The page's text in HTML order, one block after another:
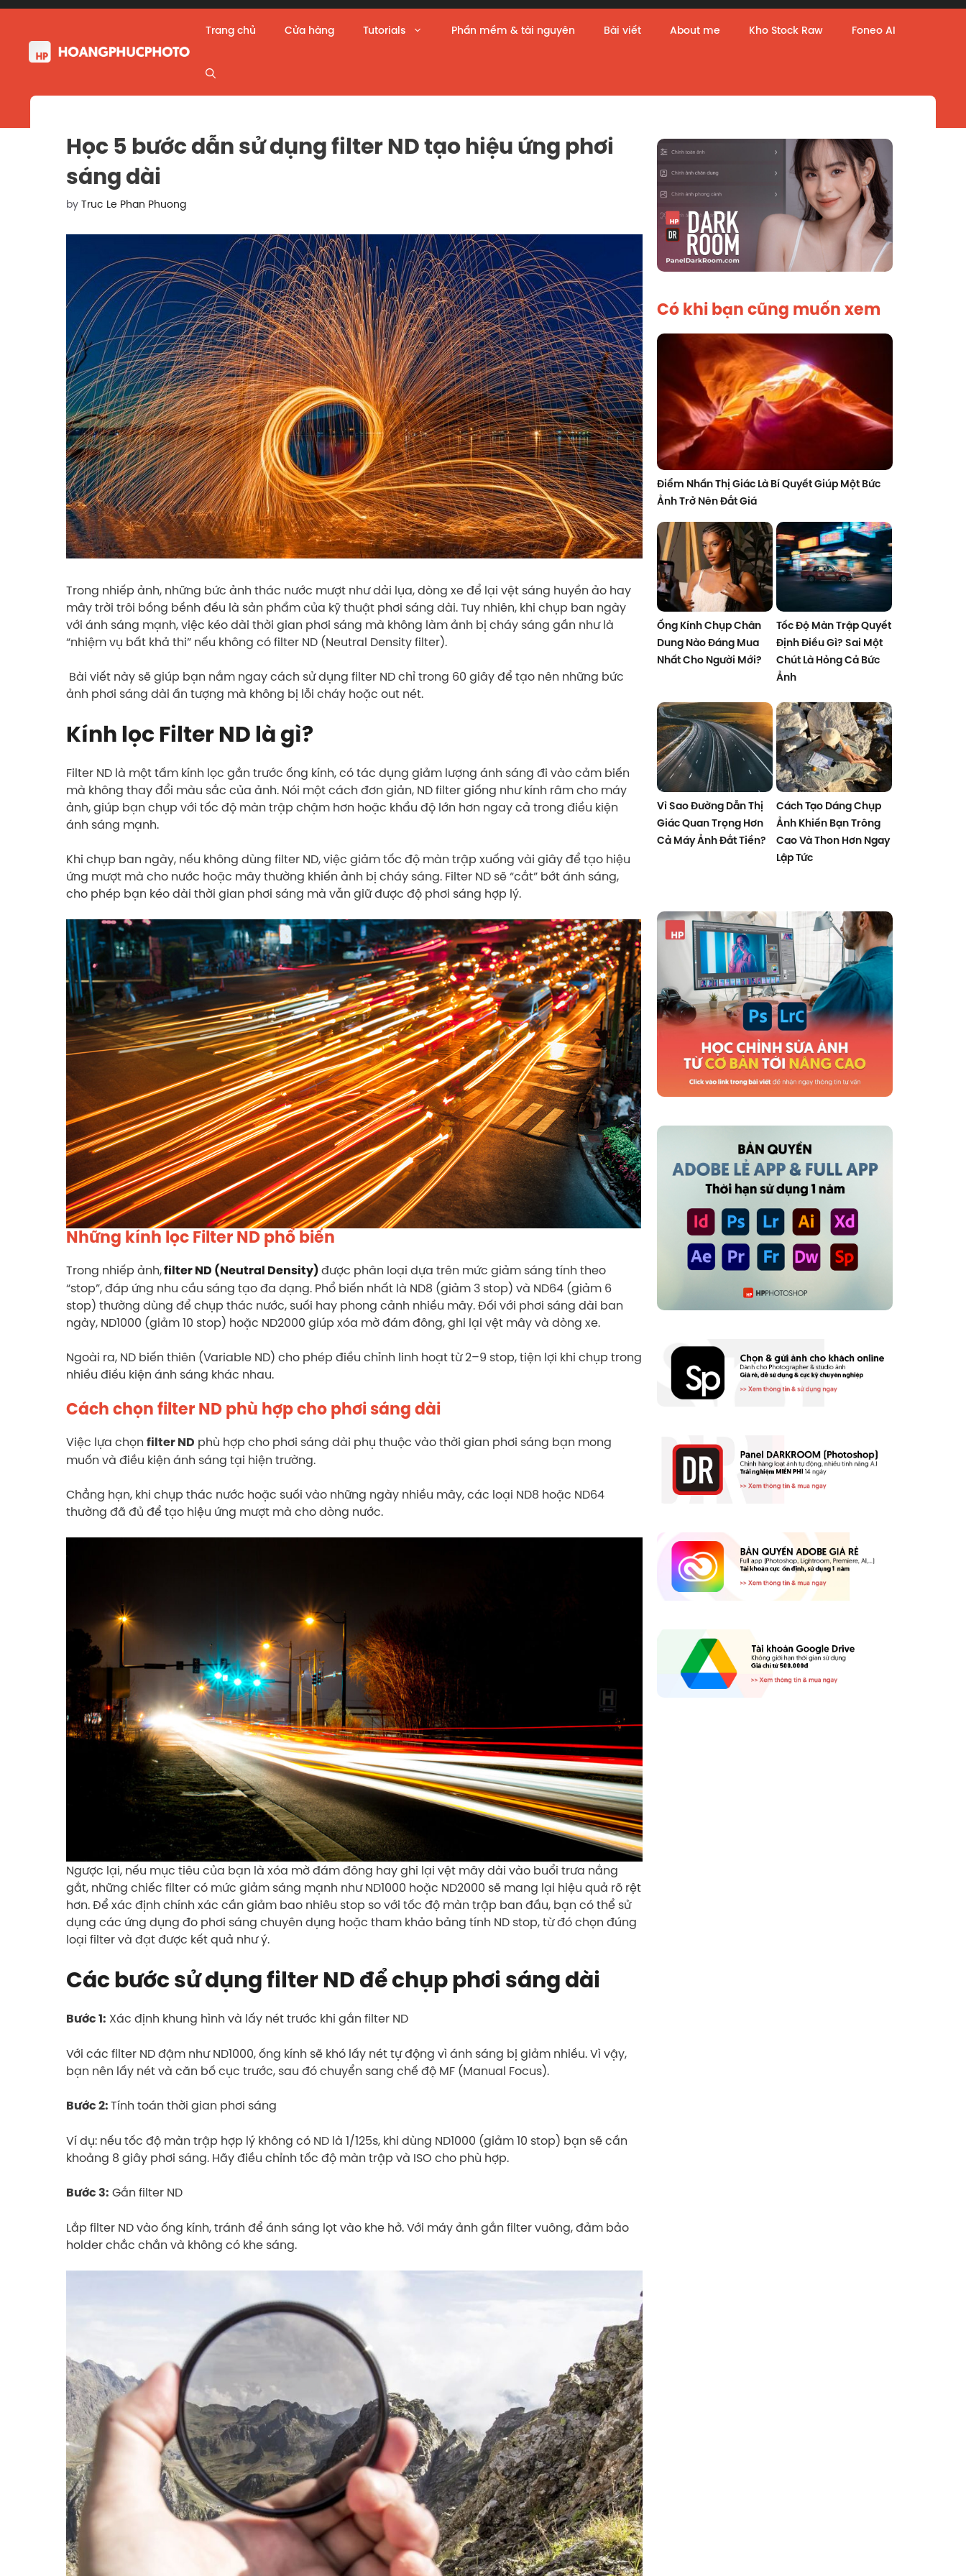
Skip
content
Trang chủ Cửa hàng Tutorials Phần mềm & tài nguyên Bài viết About me Kho Stock Raw Foneo AI
Học 5 bước dẫn sử dụng filter ND tạo hiệu ứng phơi
sáng dài
by Truc Le Phan Phuong
Trong nhiếp ảnh, những bức ảnh thác nước mượt như dải lụa, dòng xe để lại vệt sáng huyền ảo hay
mây trời trôi bồng bềnh đều là sản phẩm của kỹ thuật phơi sáng dài. Tuy nhiên, khi chụp ban ngày
với ánh sáng mạnh, việc kéo dài thời gian phơi sáng mà không làm ảnh bị cháy sáng gần như là
“nhiệm vụ bất khả thi” nếu không có filter ND (Neutral Density filter).
Bài viết này sẽ giúp bạn nắm ngay cách sử dụng filter ND chỉ trong 60 giây để tạo nên những bức
ảnh phơi sáng dài ấn tượng mà không bị lỗi cháy hoặc out nét.
Kính lọc Filter ND là gì?
Filter ND là một tấm kính lọc gắn trước ống kính, có tác dụng giảm lượng ánh sáng đi vào cảm biến
mà không thay đổi màu sắc của ảnh. Nói một cách đơn giản, ND filter giống như kính râm cho máy
ảnh, giúp bạn chụp với tốc độ màn trập chậm hơn hoặc khẩu độ lớn hơn ngay cả trong điều kiện
ánh sáng mạnh.
Khi chụp ban ngày, nếu không dùng filter ND, việc giảm tốc độ màn trập xuống vài giây để tạo hiệu
ứng mượt mà cho nước hoặc mây thường khiến ảnh bị cháy sáng. Filter ND sẽ “cắt” bớt ánh sáng,
cho phép bạn kéo dài thời gian phơi sáng mà vẫn giữ được độ phơi sáng hợp lý.
Những kính lọc Filter ND phổ biến
Trong nhiếp ảnh,filter ND (Neutral Density)được phân loại dựa trên mức giảm sáng tính theo
“stop”, đáp ứng nhu cầu sáng tạo đa dạng. Phổ biến nhất là ND8 (giảm 3 stop) và ND64 (giảm 6
stop) thường dùng để chụp thác nước, suối hay phong cảnh nhiều mây. Đối với phơi sáng dài ban
ngày, ND1000 (giảm 10 stop) hoặc ND2000 giúp xóa mờ đám đông, ghi lại vệt mây và dòng xe.
Ngoài ra, ND biến thiên (Variable ND) cho phép điều chỉnh linh hoạt từ 2–9 stop, tiện lợi khi chụp trong
nhiều điều kiện ánh sáng khác nhau.
Cách chọn filter ND phù hợp cho phơi sáng dài
Việc lựa chọn filter ND phù hợp cho phơi sáng dài phụ thuộc vào thời gian phơi sáng bạn mong
muốn và điều kiện ánh sáng tại hiện trường.
Chẳng hạn, khi chụp thác nước hoặc suối vào những ngày nhiều mây, các loại ND8 hoặc ND64
thường đã đủ để tạo hiệu ứng mượt mà cho dòng nước.
Ngược lại, nếu mục tiêu của bạn là xóa mờ đám đông hay ghi lại vệt mây dài vào buổi trưa nắng
gắt, những chiếc filter có mức giảm sáng mạnh như ND1000 hoặc ND2000 sẽ mang lại hiệu quả rõ rệt
hơn. Để xác định chính xác cần giảm bao nhiêu stop so với tốc độ màn trập ban đầu, bạn có thể sử
dụng các ứng dụng đo phơi sáng chuyên dụng hoặc tham khảo bảng tính ND stop, từ đó chọn đúng
loại filter và đạt được kết quả như ý.
Các bước sử dụng filter ND để chụp phơi sáng dài
Bước 1: Xác định khung hình và lấy nét trước khi gắn filter ND
Với các filter ND đậm như ND1000, ống kính sẽ khó lấy nét tự động vì ánh sáng bị giảm nhiều. Vì vậy,
bạn nên lấy nét và căn bố cục trước, sau đó chuyển sang chế độ MF (Manual Focus).
Bước 2:Tính toán thời gian phơi sáng
Ví dụ: nếu tốc độ màn trập hợp lý không có ND là 1/125s, khi dùng ND1000 (giảm 10 stop) bạn sẽ cần
khoảng 8 giây phơi sáng. Hãy điều chỉnh tốc độ màn trập và ISO cho phù hợp.
Bước 3: Gắn filter ND
Lắp filter ND vào ống kính, tránh để ánh sáng lọt vào khe hở. Với máy ảnh gắn filter vuông, đảm bảo
holder chắc chắn và không có khe sáng.
Có khi bạn cũng muốn xem
Điểm Nhấn Thị Giác Là Bí Quyết Giúp Một Bức
Ảnh Trở Nên Đắt Giá
Ống Kính Chụp Chân
Dung Nào Đáng Mua
Nhất Cho Người Mới?
Tốc Độ Màn Trập Quyết
Định Điều Gì? Sai Một
Chút Là Hỏng Cả Bức
Ảnh
Vì Sao Đường Dẫn Thị
Giác Quan Trọng Hơn
Cả Máy Ảnh Đắt Tiền?
Cách Tạo Dáng Chụp
Ảnh Khiến Bạn Trông
Cao Và Thon Hơn Ngay
Lập Tức